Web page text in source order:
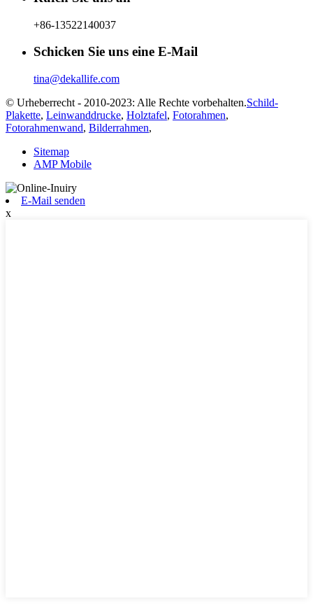
+86-13522140037
Schicken Sie uns eine E-Mail
tina@dekallife.com
© Urheberrecht - 2010-2023: Alle Rechte vorbehalten.Schild-
Plakette, Leinwanddrucke, Holztafel, Fotorahmen,
Fotorahmenwand, Bilderrahmen,
Sitemap
AMP Mobile
E-Mail senden
x